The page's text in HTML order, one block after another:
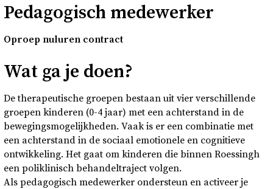
Uw behandeling
Over
Contact en bezoek
Deutsch
Pedagogisch medewerker
Oproep nuluren contract
Wat ga je doen?
De therapeutische groepen bestaan uit vier verschillende
groepen kinderen (0-4 jaar) met een achterstand in de
bewegingsmogelijkheden. Vaak is er een combinatie met
een achterstand in de sociaal emotionele en cognitieve
ontwikkeling. Het gaat om kinderen die binnen Roessingh
een poliklinisch behandeltraject volgen.
Als pedagogisch medewerker ondersteun en activeer je